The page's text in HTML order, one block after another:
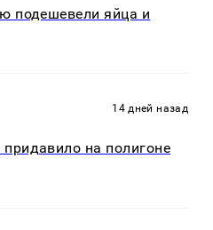
подешевели яйца и
14 дней назад
на полигоне